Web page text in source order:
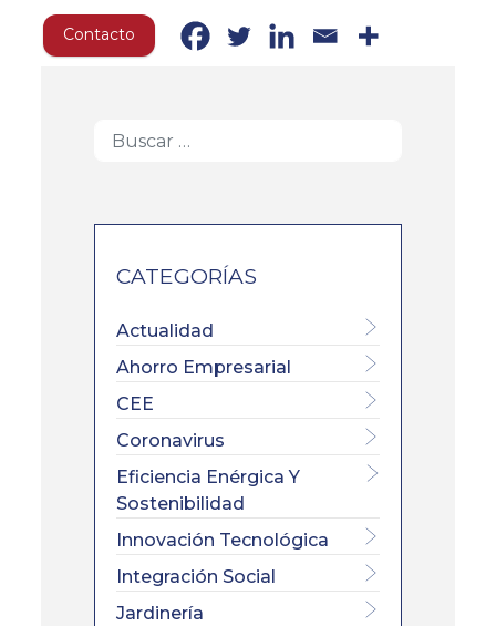
Contacto
CATEGORÍAS
Actualidad
Ahorro Empresarial
CEE
Coronavirus
Eficiencia Enérgica Y
Sostenibilidad
Innovación Tecnológica
Integración Social
Jardinería